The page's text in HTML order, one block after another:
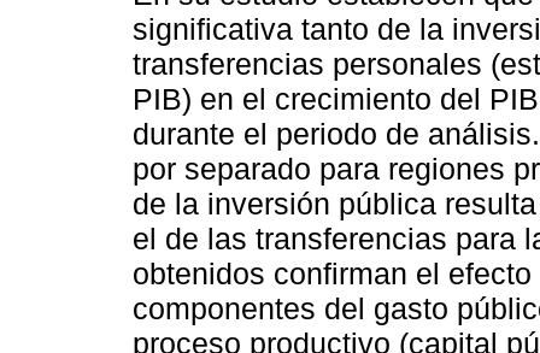
significativa tanto de la
transferencias personales
PIB) en el crecimiento del
durante el periodo de
por separado para regiones
de la inversión pública
el de las transferencias para
obtenidos confirman el
componentes del gasto
proceso productivo (capital